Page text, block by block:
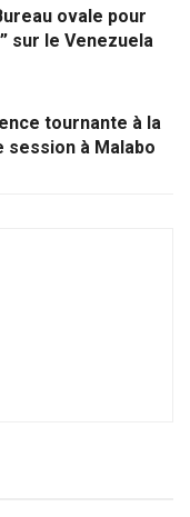
ovale pour
sur le Venezuela
tournante à la
session à Malabo